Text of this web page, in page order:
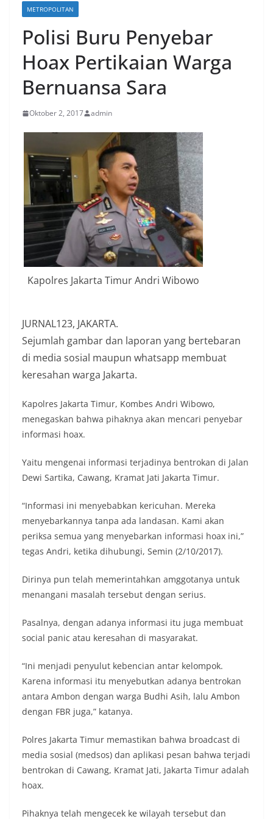
METROPOLITAN
Polisi Buru Penyebar
Hoax Pertikaian Warga
Bernuansa Sara
Oktober 2, 2017 admin
Kapolres Jakarta Timur Andri Wibowo
JURNAL123, JAKARTA.
Sejumlah gambar dan laporan yang bertebaran
di media sosial maupun whatsapp membuat
keresahan warga Jakarta.
Kapolres Jakarta Timur, Kombes Andri Wibowo,
menegaskan bahwa pihaknya akan mencari penyebar
informasi hoax.
Yaitu mengenai informasi terjadinya bentrokan di Jalan
Dewi Sartika, Cawang, Kramat Jati Jakarta Timur.
“Informasi ini menyebabkan kericuhan. Mereka
menyebarkannya tanpa ada landasan. Kami akan
periksa semua yang menyebarkan informasi hoax ini,”
tegas Andri, ketika dihubungi, Semin (2/10/2017).
Dirinya pun telah memerintahkan amggotanya untuk
menangani masalah tersebut dengan serius.
Pasalnya, dengan adanya informasi itu juga membuat
social panic atau keresahan di masyarakat.
“Ini menjadi penyulut kebencian antar kelompok.
Karena informasi itu menyebutkan adanya bentrokan
antara Ambon dengan warga Budhi Asih, lalu Ambon
dengan FBR juga,” katanya.
Polres Jakarta Timur memastikan bahwa broadcast di
media sosial (medsos) dan aplikasi pesan bahwa terjadi
bentrokan di Cawang, Kramat Jati, Jakarta Timur adalah
hoax.
Pihaknya telah mengecek ke wilayah tersebut dan